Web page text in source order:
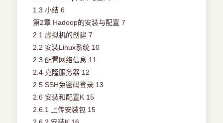
1.3 小结 6
第2章 Hadoop的安装与配置 7
2.1 虚拟机的创建 7
2.2 安装Linux系统 10
2.3 配置网络信息 11
2.4 克隆服务器 12
2.5 SSH免密码登录 13
2.6 安装和配置K 15
2.6.1 上传安装包 15